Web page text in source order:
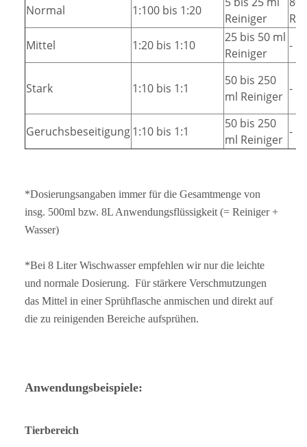
Normal
1:100 bis 1:20
Reiniger
Mittel
1:20 bis 1:10
25 bis 50 ml
Reiniger
-
Stark 1:10 bis 1:1
50 bis 250
ml Reiniger
-
Geruchsbeseitigung1:10 bis 1:1
50 bis 250
ml Reiniger
-
*Dosierungsangaben immer für die Gesamtmenge von
insg. 500ml bzw. 8L Anwendungsflüssigkeit (= Reiniger +
Wasser)
*Bei 8 Liter Wischwasser empfehlen wir nur die leichte
und normale Dosierung. Für stärkere Verschmutzungen
das Mittel in einer Sprühflasche anmischen und direkt auf
die zu reinigenden Bereiche aufsprühen.
Anwendungsbeispiele:
Tierbereich